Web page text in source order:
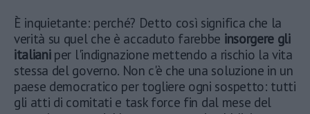
È inquietante: perché? Detto così significa che la
verità su quel che è accaduto farebbe insorgere gli
italiani per l'indignazione mettendo a rischio la vita
stessa del governo. Non c'è che una soluzione in un
paese democratico per togliere ogni sospetto: tutti
gli atti di comitati e task force fin dal mese del